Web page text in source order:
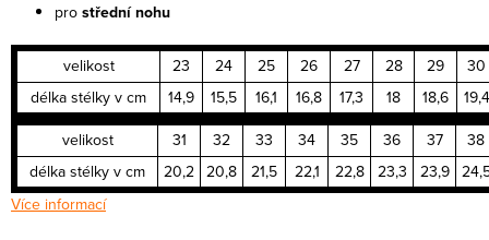
pro střední nohu
velikost 23 24 25 26 27 28 29
30
délka stélky v cm
14,9 15,5 16,1 16,8 17,3 18 18,6
19,4
velikost
31 32 33 34 35 36 37
38
délka stélky v cm
20,2 20,8 21,5 22,1 22,8 23,3 23,9
Více informací